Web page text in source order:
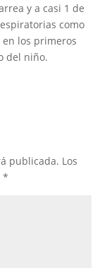
y a casi 1 de
como
los primeros
del niño.
publicada. Los
*